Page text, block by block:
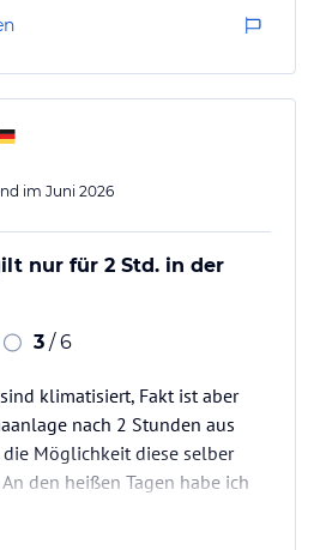
im Juni 2026
nur für 2 Std. in der
3 / 6
klimatisiert, Fakt ist aber
nach 2 Stunden aus
Möglichkeit diese selber
den heißen Tagen habe ich
Kriterium ausgewählt und